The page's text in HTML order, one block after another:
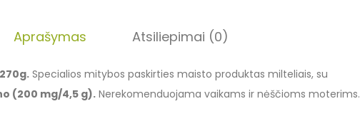
Aprašymas Atsiliepimai (0)
Specialios mitybos paskirties maisto produktas milteliais, su
(200 mg/4,5 g). Nerekomenduojama vaikams ir nėščioms moterims.